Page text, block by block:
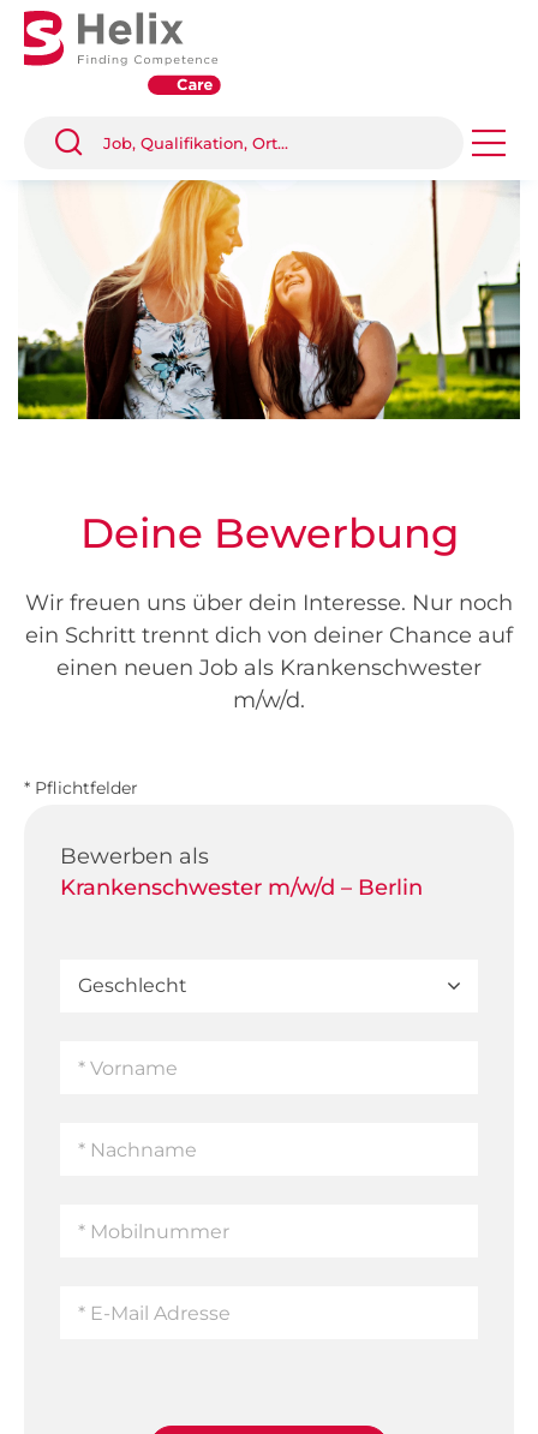
Deine Bewerbung
Wir freuen uns über dein Interesse. Nur noch
ein Schritt trennt dich von deiner Chance auf
einen neuen Job als Krankenschwester
m/w/d.
* Pflichtfelder
Bewerben als
Krankenschwester m/w/d – Berlin